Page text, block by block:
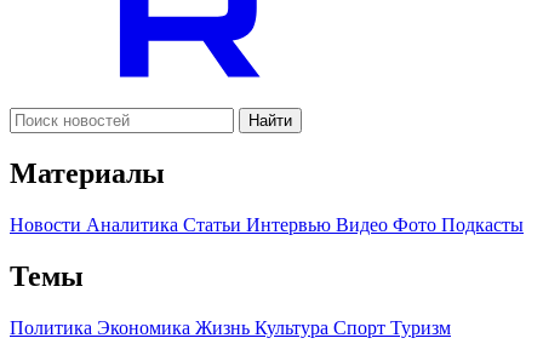
Найти
Материалы
Новости Аналитика Статьи Интервью Видео Фото Подкасты
Темы
Политика Экономика Жизнь Культура Спорт Туризм